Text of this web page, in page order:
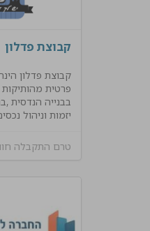
קבוצת פדלון
קבוצת פדלון
פרטית
בבנייה הנדסית
יזמות וניהול
טרם התקבלה